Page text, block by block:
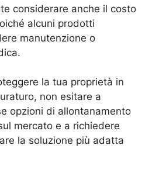
considerare anche il costo
alcuni prodotti
manutenzione o
la tua proprietà in
non esitare a
opzioni di allontanamento
mercato e a richiedere
la soluzione più adatta